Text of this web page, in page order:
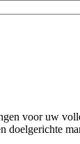
voor uw
doelgerichte